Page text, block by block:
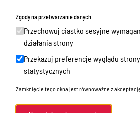
Akty Prawne
Rejestry, ewidencje i archiwa
Budżet
Organizacja działania samorządu
powiatowego
Organy Powiatu
Zgody na przetwarzanie danych
Przechowuj ciastko sesyjne
działania strony
Przekazuj preferencje wyglądu
statystycznych
Zamknięcie tego okna jest równoważne z